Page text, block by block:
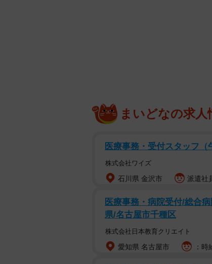
まいどなの求人
医療事務・受付スタッフ（
株式会社ワイズ
石川県 金沢市 派遣社
医療事務・病院受付/総合
県/名古屋市千種区
株式会社日本教育クリエイト
愛知県 名古屋市 ：時